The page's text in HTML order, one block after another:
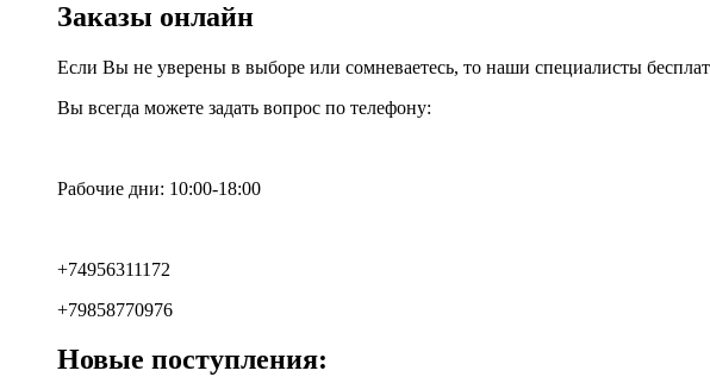
Заказы онлайн
Если Вы не уверены в выборе или сомневаетесь, то наши специалисты
Вы всегда можете задать вопрос по телефону:
Рабочие дни: 10:00-18:00
+74956311172
+79858770976
Новые поступления: